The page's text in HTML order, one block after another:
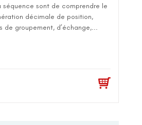
séquence sont de comprendre le
décimale de position,
de groupement, d’échange,...